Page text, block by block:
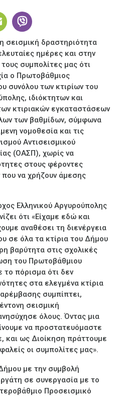
δραστηριότητα
ημέρες και στην
συμπολίτες μας ότι
ο Πρωτοβάθμιος
συνόλου των κτιρίων του
ιδιόκτητων και
κτιριακών εγκαταστάσεων
των βαθμίδων, σύμφωνα
νομοθεσία και τις
Αντισεισμικού
(ΟΑΣΠ), χωρίς να
στους φέροντες
που να χρήζουν άμεσης
Ελληνικού Αργυρούπολης
ότι «Είχαμε εδώ και
αναθέσει τη διενέργεια
σε όλα τα κτίρια του Δήμου
βαρύτητα στις σχολικές
του Πρωτοβάθμιου
το πόρισμα ότι δεν
στα ελεγμένα κτίρια
συμπίπτει,
σεισμική
όλους. Όντας μια
να προστατευόμαστε
και ως Διοίκηση πράττουμε
οι συμπολίτες μας».
με την συμβολή
σε συνεργασία με το
Προσεισμικό